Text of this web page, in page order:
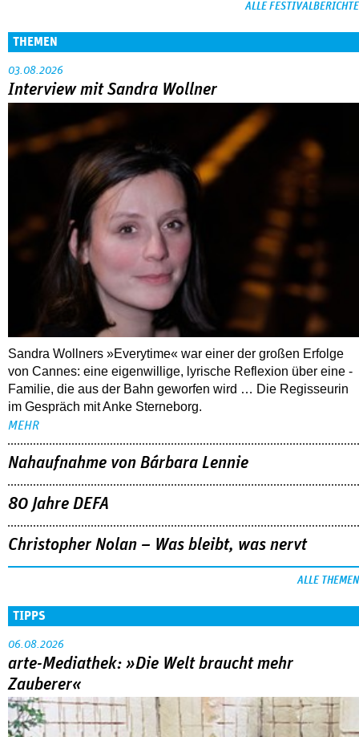
ALLE FESTIVALBERICHTE
THEMEN
03.08.2026
Interview mit Sandra Wollner
Sandra Wollners »Everytime« war einer der großen Erfolge
von Cannes: eine eigenwillige, lyrische Reflexion über eine ­
Familie, die aus der Bahn geworfen wird … Die Regisseurin
im Gespräch mit Anke Sterneborg.
MEHR
Nahaufnahme von Bárbara Lennie
80 Jahre DEFA
Christopher Nolan – Was bleibt, was nervt
ALLE THEMEN
TIPPS
06.08.2026
arte-Mediathek: »Die Welt braucht mehr
Zauberer«